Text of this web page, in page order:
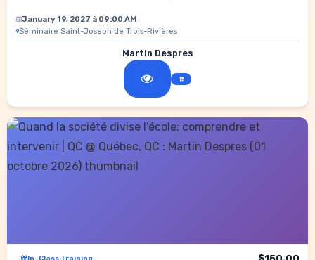
January 19, 2027 à 09:00 AM
Séminaire Saint-Joseph de Trois-Rivières
Martin Despres
In-Class Training